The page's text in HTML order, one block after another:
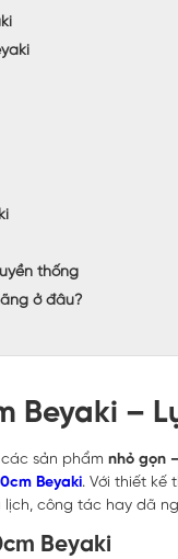
thống
ở đâu?
Beyaki –
sản phẩm nhỏ gọn
Beyaki. Với thiết kế
lịch, công tác hay dã
Beyaki